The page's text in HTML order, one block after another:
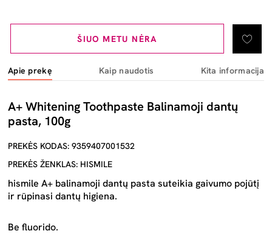
ŠIUO METU NĖRA
Apie prekę Kaip naudotis Kita informacija
A+ Whitening Toothpaste Balinamoji dantų
pasta, 100g
PREKĖS KODAS: 9359407001532
PREKĖS ŽENKLAS: HISMILE
hismile A+ balinamoji dantų pasta suteikia gaivumo pojūtį
ir rūpinasi dantų higiena.
Be fluorido.